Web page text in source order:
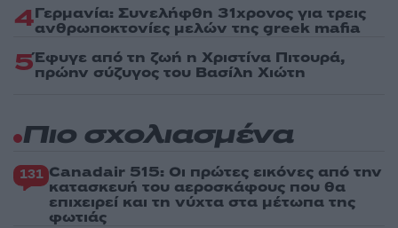
4Γερμανία: Συνελήφθη 31χρονος για τρεις
ανθρωποκτονίες μελών της greek mafia
5Έφυγε από τη ζωή η Χριστίνα Πιτουρά,
πρώην σύζυγος του Βασίλη Χιώτη
Πιο σχολιασμένα
131 Canadair 515: Οι πρώτες εικόνες από την
κατασκευή του αεροσκάφους που θα
επιχειρεί και τη νύχτα στα μέτωπα της
φωτιάς